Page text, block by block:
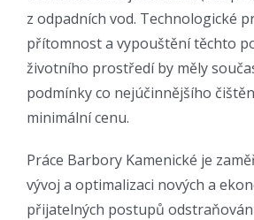
z odpadních vod. Technologické
přítomnost a vypouštění těchto
životního prostředí by měly
podmínky co nejúčinnějšího
minimální cenu.
Práce Barbory Kamenické je
vývoj a optimalizaci nových a
přijatelných postupů